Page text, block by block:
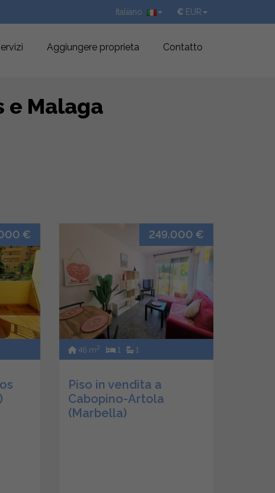
€ EUR
Italiano
Aggiungere proprieta Contatto
e Malaga
€ 249.000 €
46 m2 1 1
Piso in vendita a
Cabopino-Artola
(Marbella)